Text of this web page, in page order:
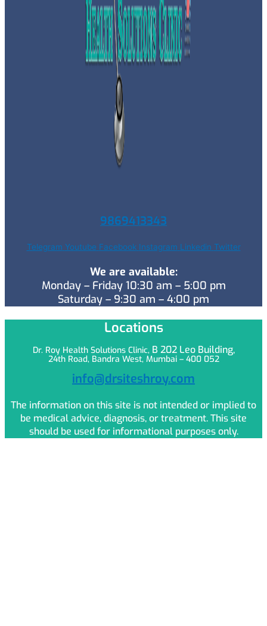
9869413343
Telegram Youtube Facebook Instagram Linkedin Twitter
We are available:
Monday – Friday 10:30 am – 5:00 pm
Saturday – 9:30 am – 4:00 pm
Locations
Dr. Roy Health Solutions Clinic, B 202 Leo Building,
24th Road, Bandra West, Mumbai – 400 052
info@drsiteshroy.com
The information on this site is not intended or implied to
be medical advice, diagnosis, or treatment. This site
should be used for informational purposes only.